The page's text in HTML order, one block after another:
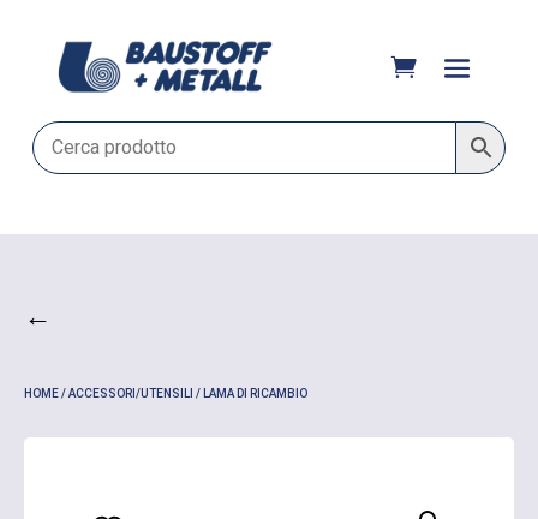
←
HOME/ACCESSORI/UTENSILI / LAMA DI RICAMBIO